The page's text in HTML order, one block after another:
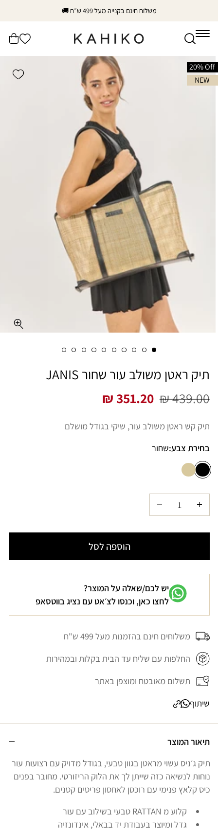
משלוח חינם בקנייה מעל 499 ש״ח 🚚
הרשימה
שלי עֲגָלָה
לפרטי
המוצר
20% Off
NEW
תיק ראטן משולב עור שחור JANIS
מחיר
רגיל
439.00 ₪
מחיר
מבצע
351.20 ₪
תיק קש ראטן משולב עור, שיקי בגודל מושלם
בחירת צבע:שחור
הגדל
עבור
ראטן
משולב
שחור
JANIS
עבור
ראטן
משולב
עור
שחור
JANIS
הוספה לסל
יש לכם/שאלה על המוצר?
לחצו כאן, וכנסו לצ׳אט עם נציג בווטסאפ
משלוחים חינם בהזמנות מעל 499 ש"ח
החלפות עם שליח עד הבית בקלות ובמהירות
תשלום מאובטח ומוצפן באתר
שיתוף
תיאור המוצר
תיק ג׳ניס עשוי מראטן בגוון טבעי, בגודל מדויק עם רצועות עור
נוחות לנשיאה כזה שייתן לך את הלוק הריזורטי. מחובר בפנים
כיס קלאץ פנימי עם רוכסן לאחסון פריטים קטנים.
קלוע מ RATTAN טבעי בשילוב עם עור
גדל ומיוצר בעבודת יד בבאלי, אינדונזיה